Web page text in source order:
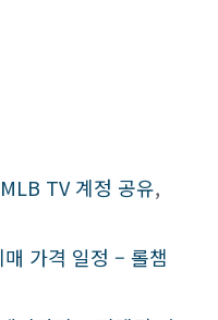
MLB TV 계정 공유,
가격 일정 – 롤챔